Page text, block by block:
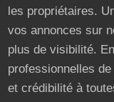
les propriétaires.
vos annonces sur
plus de visibilité.
professionnelles
et crédibilité à